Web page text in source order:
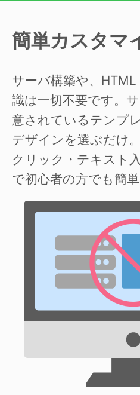
簡単カスタマ
サーバ構築や、
識は一切不要です。
意されているテンプ
デザインを選ぶだけ
クリック・テキスト
で初心者の方でも簡単